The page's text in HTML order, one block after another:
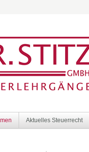
Aktuelles Steuerrecht